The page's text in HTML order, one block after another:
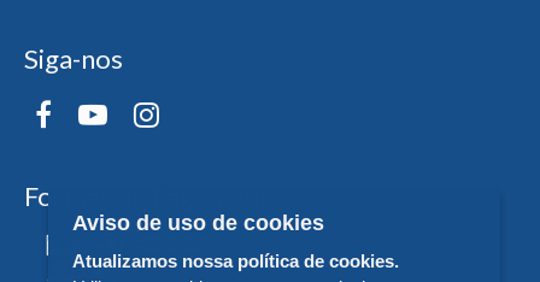
Siga-nos
Formas de Pagamento
Aviso de uso de cookies
Atualizamos nossa política de cookies.